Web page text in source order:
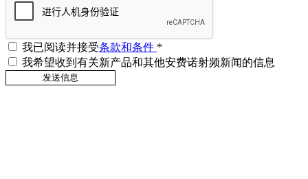
我已阅读并接受条款和条件 *
我希望收到有关新产品和其他安费诺射频新闻的信息